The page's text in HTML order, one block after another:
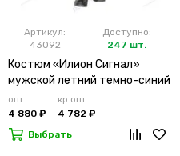
Артикул:
43092
Доступно:
247 шт.
Костюм «Илион Сигнал»
мужской летний темно-синий
опт
4 880 ₽
кр.опт
4 782 ₽
Выбрать